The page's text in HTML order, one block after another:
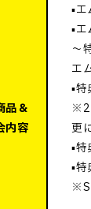
品＆
内容
▪️
▪️
～
エ
▪️
※2
更
▪️
▪️